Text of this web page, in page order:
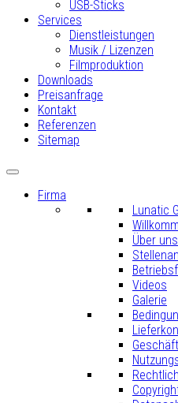
USB-Sticks
Services
Dienstleistungen
Musik / Lizenzen
Filmproduktion
Downloads
Preisanfrage
Kontakt
Referenzen
Sitemap
Firma
Lunatic
Über uns
Videos
Galerie